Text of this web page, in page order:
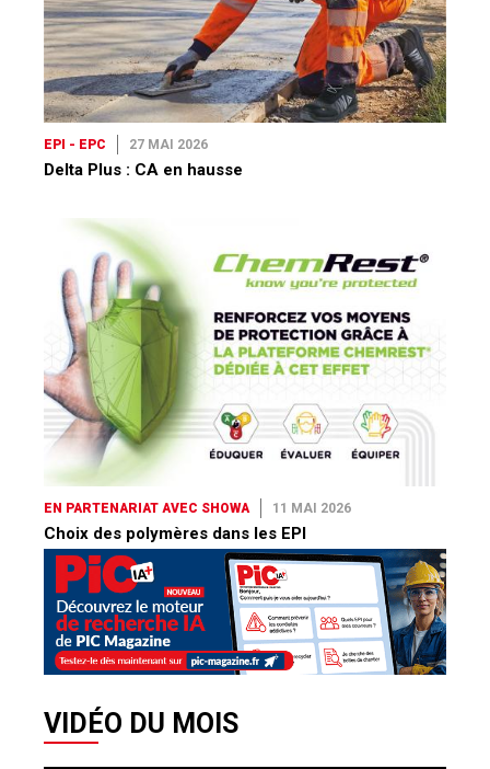
EPI - EPC 27 MAI 2026
Delta Plus : CA en hausse
EN PARTENARIAT AVEC SHOWA 11 MAI 2026
Choix des polymères dans les EPI
VIDÉO DU MOIS